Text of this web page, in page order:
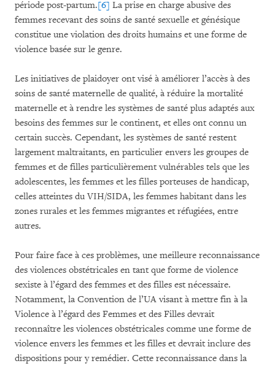
période post-partum.[6] La prise en charge abusive des
femmes recevant des soins de santé sexuelle et génésique
constitue une violation des droits humains et une forme de
violence basée sur le genre.
Les initiatives de plaidoyer ont visé à améliorer l’accès à des
soins de santé maternelle de qualité, à réduire la mortalité
maternelle et à rendre les systèmes de santé plus adaptés aux
besoins des femmes sur le continent, et elles ont connu un
certain succès. Cependant, les systèmes de santé restent
largement maltraitants, en particulier envers les groupes de
femmes et de filles particulièrement vulnérables tels que les
adolescentes, les femmes et les filles porteuses de handicap,
celles atteintes du VIH/SIDA, les femmes habitant dans les
zones rurales et les femmes migrantes et réfugiées, entre
autres.
Pour faire face à ces problèmes, une meilleure reconnaissance
des violences obstétricales en tant que forme de violence
sexiste à l’égard des femmes et des filles est nécessaire.
Notamment, la Convention de l’UA visant à mettre fin à la
Violence à l’égard des Femmes et des Filles devrait
reconnaître les violences obstétricales comme une forme de
violence envers les femmes et les filles et devrait inclure des
dispositions pour y remédier. Cette reconnaissance dans la